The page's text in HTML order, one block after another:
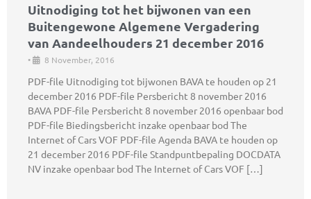
Uitnodiging tot het bijwonen van een
Buitengewone Algemene Vergadering
van Aandeelhouders 21 december 2016
• 8 November, 2016
PDF-file Uitnodiging tot bijwonen BAVA te houden op 21
december 2016 PDF-file Persbericht 8 november 2016
BAVA PDF-file Persbericht 8 november 2016 openbaar bod
PDF-file Biedingsbericht inzake openbaar bod The
Internet of Cars VOF PDF-file Agenda BAVA te houden op
21 december 2016 PDF-file Standpuntbepaling DOCDATA
NV inzake openbaar bod The Internet of Cars VOF […]